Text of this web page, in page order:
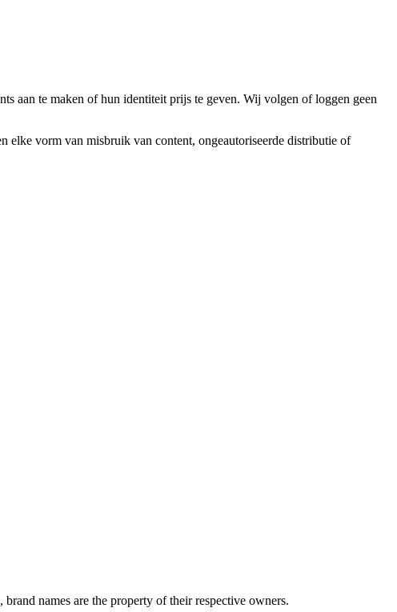
aan te maken of hun identiteit prijs te geven. Wij volgen of loggen geen
vorm van misbruik van content, ongeautoriseerde distributie of
names are the property of their respective owners.